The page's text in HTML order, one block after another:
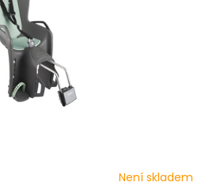
Není skladem